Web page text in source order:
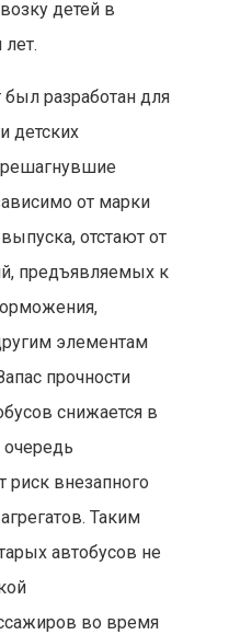
детей в
разработан для
детских
от марки
отстают от
предъявляемых к
элементам
прочности
снижается в
очередь
риск внезапного
Таким
автобусов не
во время